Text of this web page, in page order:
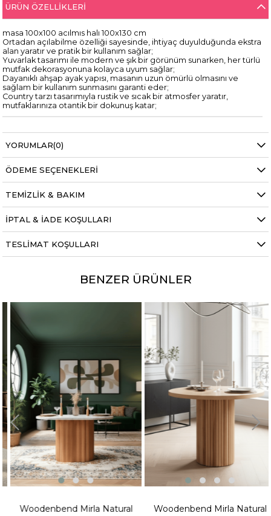
ÜRÜN ÖZELLIKLERI
masa 100x100 acılmıs halı 100x130 cm
Ortadan açılabilme özelliği sayesinde, ihtiyaç duyulduğunda ekstra
alan yaratır ve pratik bir kullanım sağlar;
Yuvarlak tasarımı ile modern ve şık bir görünüm sunarken, her türlü
mutfak dekorasyonuna kolayca uyum sağlar;
Dayanıklı ahşap ayak yapısı, masanın uzun ömürlü olmasını ve
sağlam bir kullanım sunmasını garanti eder;
Country tarzı tasarımıyla rustik ve sıcak bir atmosfer yaratır,
mutfaklarınıza otantik bir dokunuş katar;
YORUMLAR(0)
ÖDEME SEÇENEKLERI
TEMIZLIK & BAKIM
İPTAL & İADE KOŞULLARI
TESLIMAT KOŞULLARI
BENZER ÜRÜNLER
Woodenbend Mirla Natural
Woodenbend Mirla Natural